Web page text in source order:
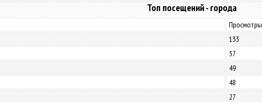
Топ посещений - города
Просмотры
133
57
49
48
27